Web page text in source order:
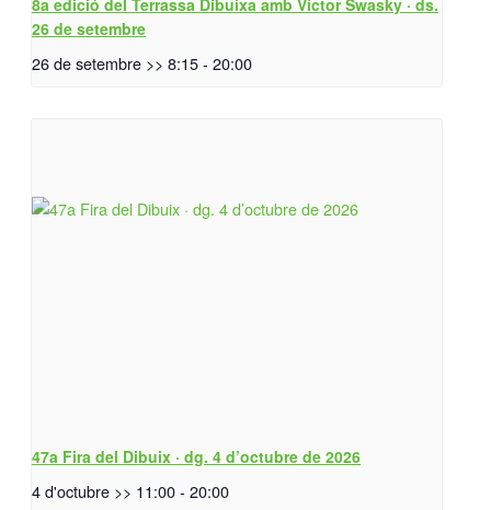
8a edició del Terrassa Dibuixa amb Víctor Swasky · ds.
26 de setembre
26 de setembre >> 8:15- 20:00
47a Fira del Dibuix · dg. 4 d’octubre de 2026
4 d'octubre >> 11:00- 20:00